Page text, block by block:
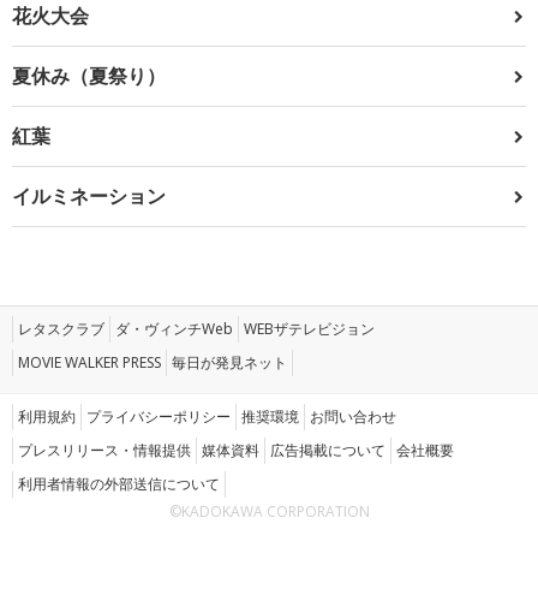
花火大会
夏休み（夏祭り）
紅葉
イルミネーション
レタスクラブ ダ・ヴィンチWeb WEBザテレビジョン
MOVIE WALKER PRESS 毎日が発見ネット
利用規約 プライバシーポリシー 推奨環境 お問い合わせ
プレスリリース・情報提供 媒体資料 広告掲載について 会社概要
利用者情報の外部送信について
©KADOKAWA CORPORATION